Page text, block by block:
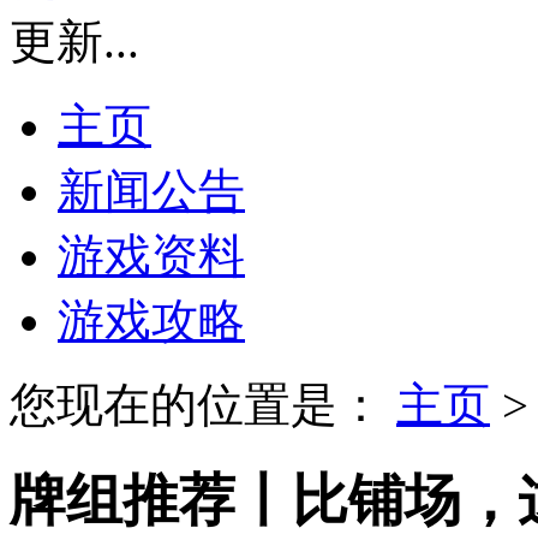
更新...
主页
新闻公告
游戏资料
游戏攻略
您现在的位置是： 主页
牌组推荐丨比铺场